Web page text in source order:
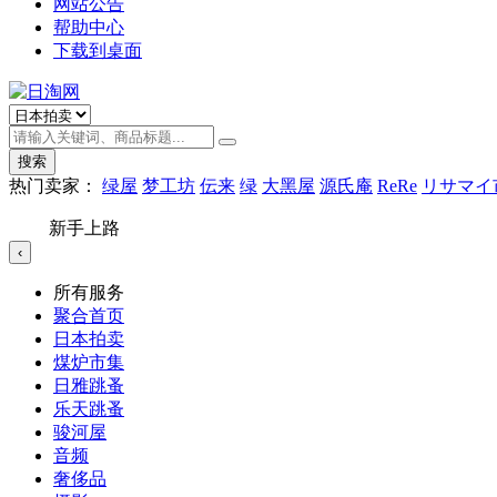
网站公告
帮助中心
下载到桌面
搜索
热门卖家： 绿屋 梦工坊 伝来 绿 大黑屋 源氏庵 ReRe リサマ
新手上路
‹
所有服务
聚合首页
日本拍卖
煤炉市集
日雅跳蚤
乐天跳蚤
骏河屋
音频
奢侈品